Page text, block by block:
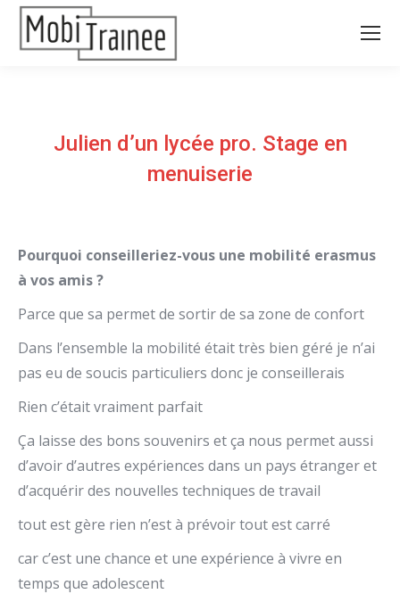
Julien d’un lycée pro. Stage en
menuiserie
Pourquoi conseilleriez-vous une mobilité erasmus
à vos amis ?
Parce que sa permet de sortir de sa zone de confort
Dans l’ensemble la mobilité était très bien géré je n’ai
pas eu de soucis particuliers donc je conseillerais
Rien c’était vraiment parfait
Ça laisse des bons souvenirs et ça nous permet aussi
d’avoir d’autres expériences dans un pays étranger et
d’acquérir des nouvelles techniques de travail
tout est gère rien n’est à prévoir tout est carré
car c’est une chance et une expérience à vivre en
temps que adolescent